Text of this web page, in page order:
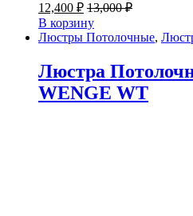
12,400 ₽ 13,000₽
В корзину
Люстры Потолочные,
Люстра
WENGE WT